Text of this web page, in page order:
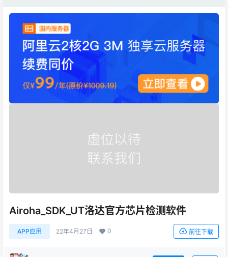
Airoha_SDK_UT洛达官方芯片检测软件
APP应用 22年4月27日 0 前往下载